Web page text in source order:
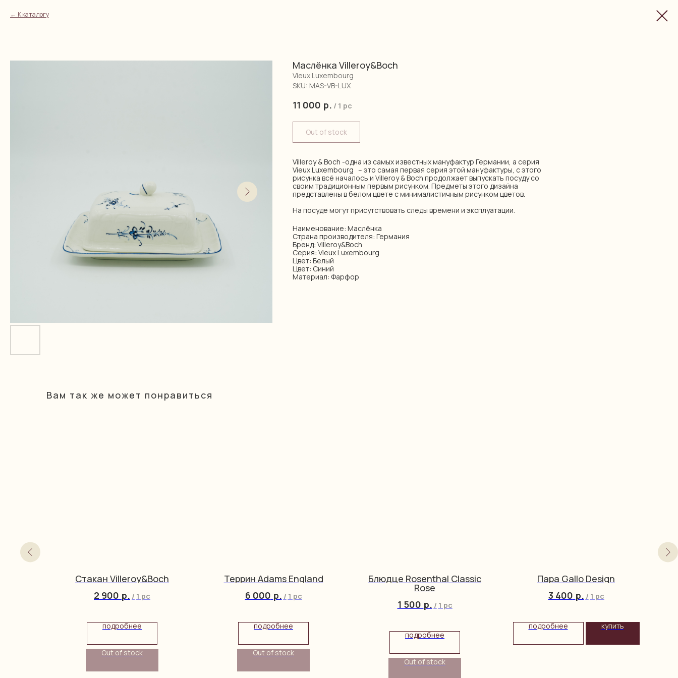
К каталогу
Маслёнка Villeroy&Boch
Vieux Luxembourg
SKU: MAS-VB-LUX
11 000 р. / 1 pc
Out of stock
Villeroy & Boch -одна из самых известных мануфактур Германии, а серия
Vieux Luxembourg – это самая первая серия этой мануфактуры, с этого
рисунка всё началось и Villeroy & Boch продолжает выпускать посуду со
своим традиционным первым рисунком. Предметы этого дизайна
представлены в белом цвете с минималистичным рисунком цветов.
На посуде могут присутствовать следы времени и эксплуатации.
Наименование: Маслёнка
Страна производителя: Германия
Бренд: Villeroy&Boch
Серия: Vieux Luxembourg
Цвет: Белый
Цвет: Синий
Материал: Фарфор
Вам так же может понравиться
Стакан Villeroy&Boch
2 900 р. / 1 pc
подробнее
Out of stock
Террин Adams England
6 000 р. / 1 pc
подробнее
Out of stock
Блюдце Rosenthal Classic
Rose
1 500 р. / 1 pc
подробнее
Out of stock
Пара Gallo Design
3 400 р. / 1 pc
подробнее купить